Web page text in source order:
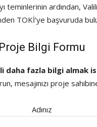
teminlerinin ardından,
TOKİ’ye başvuruda
Proje Bilgi Formu
daha fazla bilgi almak
mesajınızı proje
Adınız